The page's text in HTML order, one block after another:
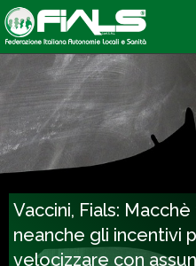
Vaccini, Fials:
neanche gli incentivi
velocizzare con